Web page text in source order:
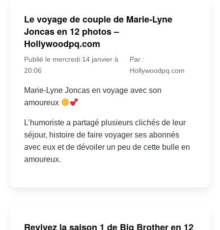
Le voyage de couple de Marie-Lyne
Joncas en 12 photos –
Hollywoodpq.com
Publié le mercredi 14 janvier à
20:06
Par :
Hollywoodpq.com
Marie-Lyne Joncas en voyage avec son
amoureux
L’humoriste a partagé plusieurs clichés de leur
séjour, histoire de faire voyager ses abonnés
avec eux et de dévoiler un peu de cette bulle en
amoureux.
Revivez la saison 1 de Big Brother en 12